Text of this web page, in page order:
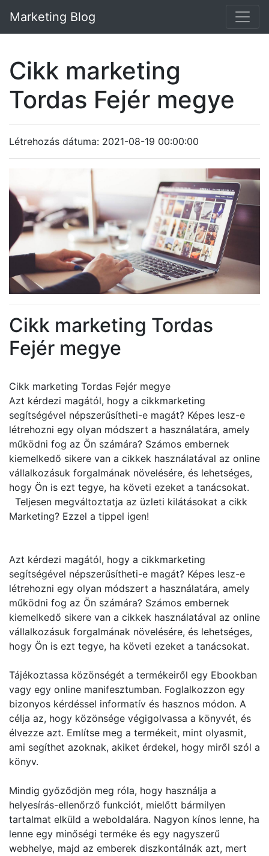
Marketing Blog
Cikk marketing
Tordas Fejér megye
Létrehozás dátuma: 2021-08-19 00:00:00
Cikk marketing Tordas
Fejér megye
Cikk marketing Tordas Fejér megye
Azt kérdezi magától, hogy a cikkmarketing
segítségével népszerűsítheti-e magát? Képes lesz-e
létrehozni egy olyan módszert a használatára, amely
működni fog az Ön számára? Számos embernek
kiemelkedő sikere van a cikkek használatával az online
vállalkozásuk forgalmának növelésére, és lehetséges,
hogy Ön is ezt tegye, ha követi ezeket a tanácsokat.
Teljesen megváltoztatja az üzleti kilátásokat a cikk
Marketing? Ezzel a tippel igen!
Azt kérdezi magától, hogy a cikkmarketing
segítségével népszerűsítheti-e magát? Képes lesz-e
létrehozni egy olyan módszert a használatára, amely
működni fog az Ön számára? Számos embernek
kiemelkedő sikere van a cikkek használatával az online
vállalkozásuk forgalmának növelésére, és lehetséges,
hogy Ön is ezt tegye, ha követi ezeket a tanácsokat.
Tájékoztassa közönségét a termékeiről egy Ebookban
vagy egy online manifesztumban. Foglalkozzon egy
bizonyos kérdéssel informatív és hasznos módon. A
célja az, hogy közönsége végigolvassa a könyvét, és
élvezze azt. Említse meg a termékeit, mint olyasmit,
ami segíthet azoknak, akiket érdekel, hogy miről szól a
könyv.
Mindig győződjön meg róla, hogy használja a
helyesírás-ellenőrző funkciót, mielőtt bármilyen
tartalmat elküld a weboldalára. Nagyon kínos lenne, ha
lenne egy minőségi terméke és egy nagyszerű
webhelye, majd az emberek diszkontálnák azt, mert